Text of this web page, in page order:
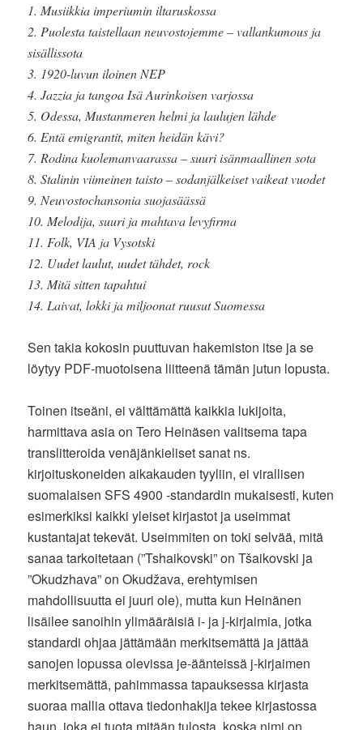
1. Musiikkia imperiumin iltaruskossa
2. Puolesta taistellaan neuvostojemme – vallankumous ja
sisällissota
3. 1920-luvun iloinen NEP
4. Jazzia ja tangoa Isä Aurinkoisen varjossa
5. Odessa, Mustanmeren helmi ja laulujen lähde
6. Entä emigrantit, miten heidän kävi?
7. Rodina kuolemanvaarassa – suuri isänmaallinen sota
8. Stalinin viimeinen taisto – sodanjälkeiset vaikeat vuodet
9. Neuvostochansonia suojasäässä
10. Melodija, suuri ja mahtava levyfirma
11. Folk, VIA ja Vysotski
12. Uudet laulut, uudet tähdet, rock
13. Mitä sitten tapahtui
14. Laivat, lokki ja miljoonat ruusut Suomessa
Sen takia kokosin puuttuvan hakemiston itse ja se
löytyy PDF-muotoisena liitteenä tämän jutun lopusta.
Toinen itseäni, ei välttämättä kaikkia lukijoita,
harmittava asia on Tero Heinäsen valitsema tapa
translitteroida venäjänkieliset sanat ns.
kirjoituskoneiden aikakauden tyyliin, ei virallisen
suomalaisen SFS 4900 -standardin mukaisesti, kuten
esimerkiksi kaikki yleiset kirjastot ja useimmat
kustantajat tekevät. Useimmiten on toki selvää, mitä
sanaa tarkoitetaan (”Tshaikovski” on Tšaikovski ja
”Okudzhava” on Okudžava, erehtymisen
mahdollisuutta ei juuri ole), mutta kun Heinänen
lisäilee sanoihin ylimääräisiä i- ja j-kirjaimia, jotka
standardi ohjaa jättämään merkitsemättä ja jättää
sanojen lopussa olevissa je-äänteissä j-kirjaimen
merkitsemättä, pahimmassa tapauksessa kirjasta
suoraa mallia ottava tiedonhakija tekee kirjastossa
haun, joka ei tuota mitään tulosta, koska nimi on